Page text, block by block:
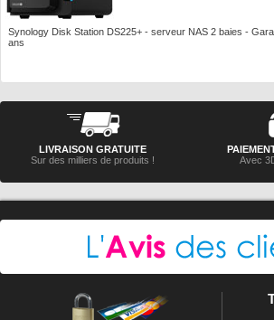
Synology Disk Station DS225+ - serveur NAS 2 baies -
ans
LIVRAISON GRATUITE
Sur des milliers de produits !
Avec